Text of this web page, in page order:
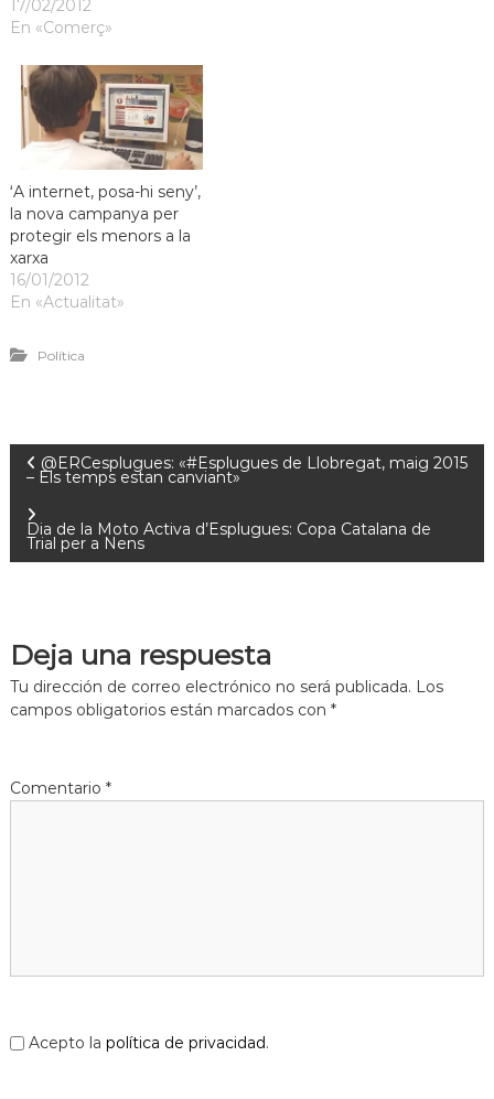
17/02/2012
En «Comerç»
‘A internet, posa-hi seny’,
la nova campanya per
protegir els menors a la
xarxa
16/01/2012
En «Actualitat»
Política
@ERCesplugues: «#Esplugues de Llobregat, maig 2015
– Els temps estan canviant»
Dia de la Moto Activa d’Esplugues: Copa Catalana de
Trial per a Nens
Deja una respuesta
Tu dirección de correo electrónico no será publicada. Los
campos obligatorios están marcados con *
Comentario *
Acepto la política de privacidad.